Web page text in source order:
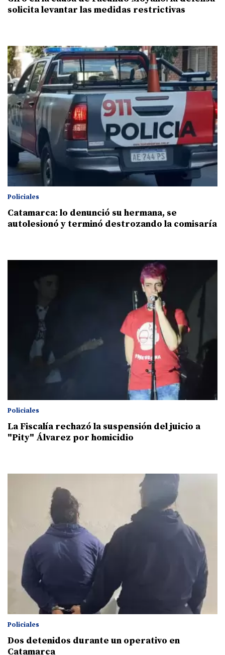
solicita levantar las medidas restrictivas
Policiales
Catamarca: lo denunció su hermana, se
autolesionó y terminó destrozando la comisaría
Policiales
La Fiscalía rechazó la suspensión del juicio a
"Pity" Álvarez por homicidio
Policiales
Dos detenidos durante un operativo en
Catamarca